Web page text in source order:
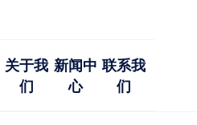
关于我
们
新闻中
心
联系我
们